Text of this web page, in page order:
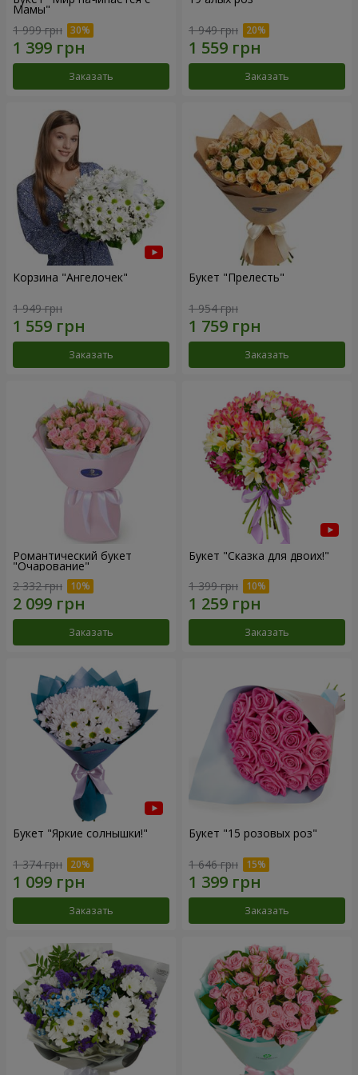
Мамы"
1 999 грн
Заказать
1 949 грн
Заказать
Корзина "Ангелочек"
1 949 грн
Заказать
Букет "Прелесть"
1 954 грн
Заказать
Романтический букет
"Очарование"
2 332 грн
Заказать
Букет "Сказка для двоих!"
1 399 грн
Заказать
Букет "Яркие солнышки!"
1 374 грн
Заказать
Букет "15 розовых роз"
1 646 грн
Заказать